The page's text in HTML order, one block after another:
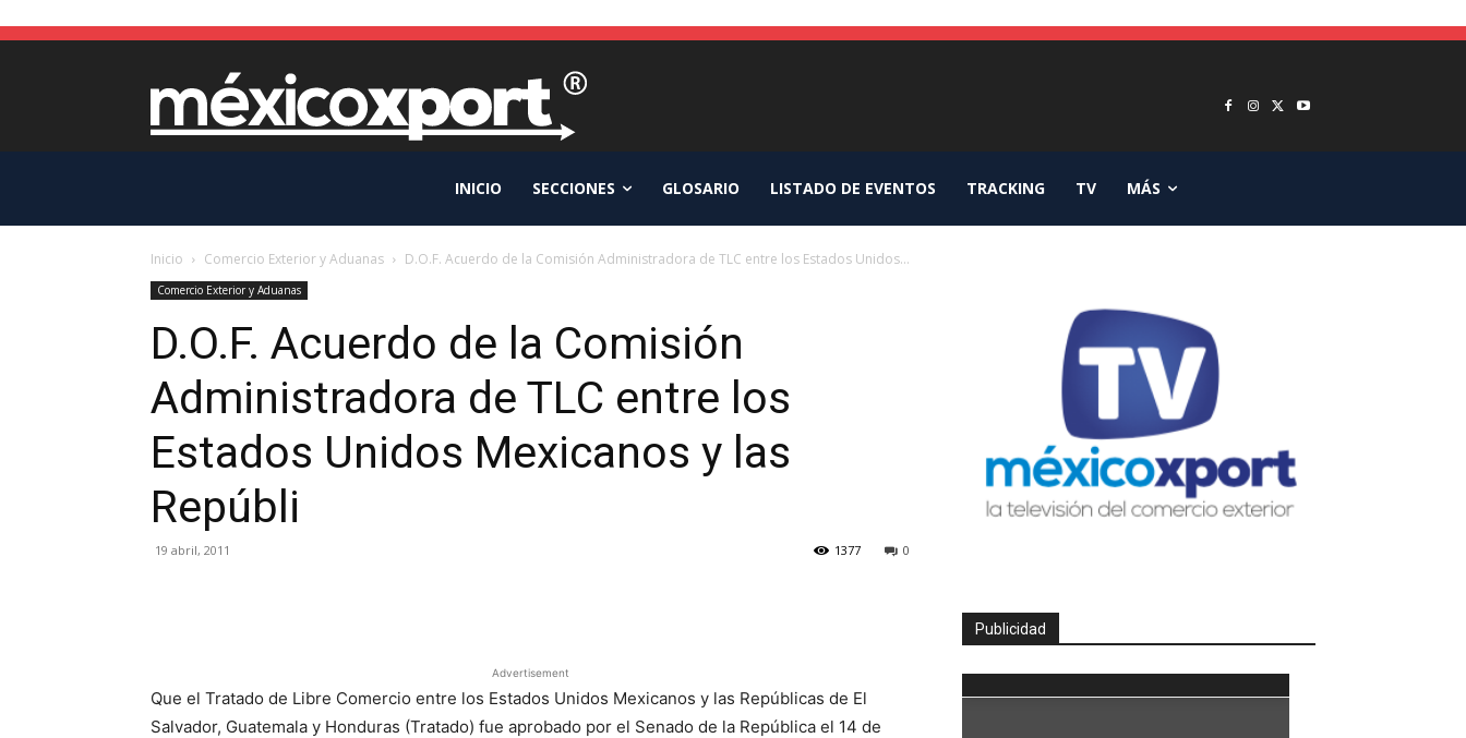
INICIO SECCIONES GLOSARIO LISTADO DE EVENTOS TRACKING TV MÁS
Inicio Comercio Exterior y Aduanas D.O.F. Acuerdo de la Comisión Administradora de TLC entre los Estados Unidos...
Comercio Exterior y Aduanas
D.O.F. Acuerdo de la Comisión
Administradora de TLC entre los
Estados Unidos Mexicanos y las
Repúbli
19 abril, 2011 0
1377
Advertisement
Que el Tratado de Libre Comercio entre los Estados Unidos Mexicanos y las Repúblicas de El
Salvador, Guatemala y Honduras (Tratado) fue aprobado por el Senado de la República el 14 de
Publicidad